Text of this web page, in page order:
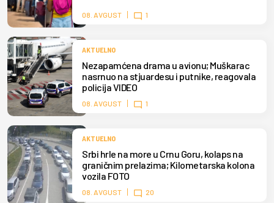
08. AVGUST 1
AKTUELNO
Nezapamćena drama u avionu; Muškarac
nasrnuo na stjuardesu i putnike, reagovala
policija VIDEO
08. AVGUST 1
AKTUELNO
Srbi hrle na more u Crnu Goru, kolaps na
graničnim prelazima; Kilometarska kolona
vozila FOTO
08. AVGUST 20